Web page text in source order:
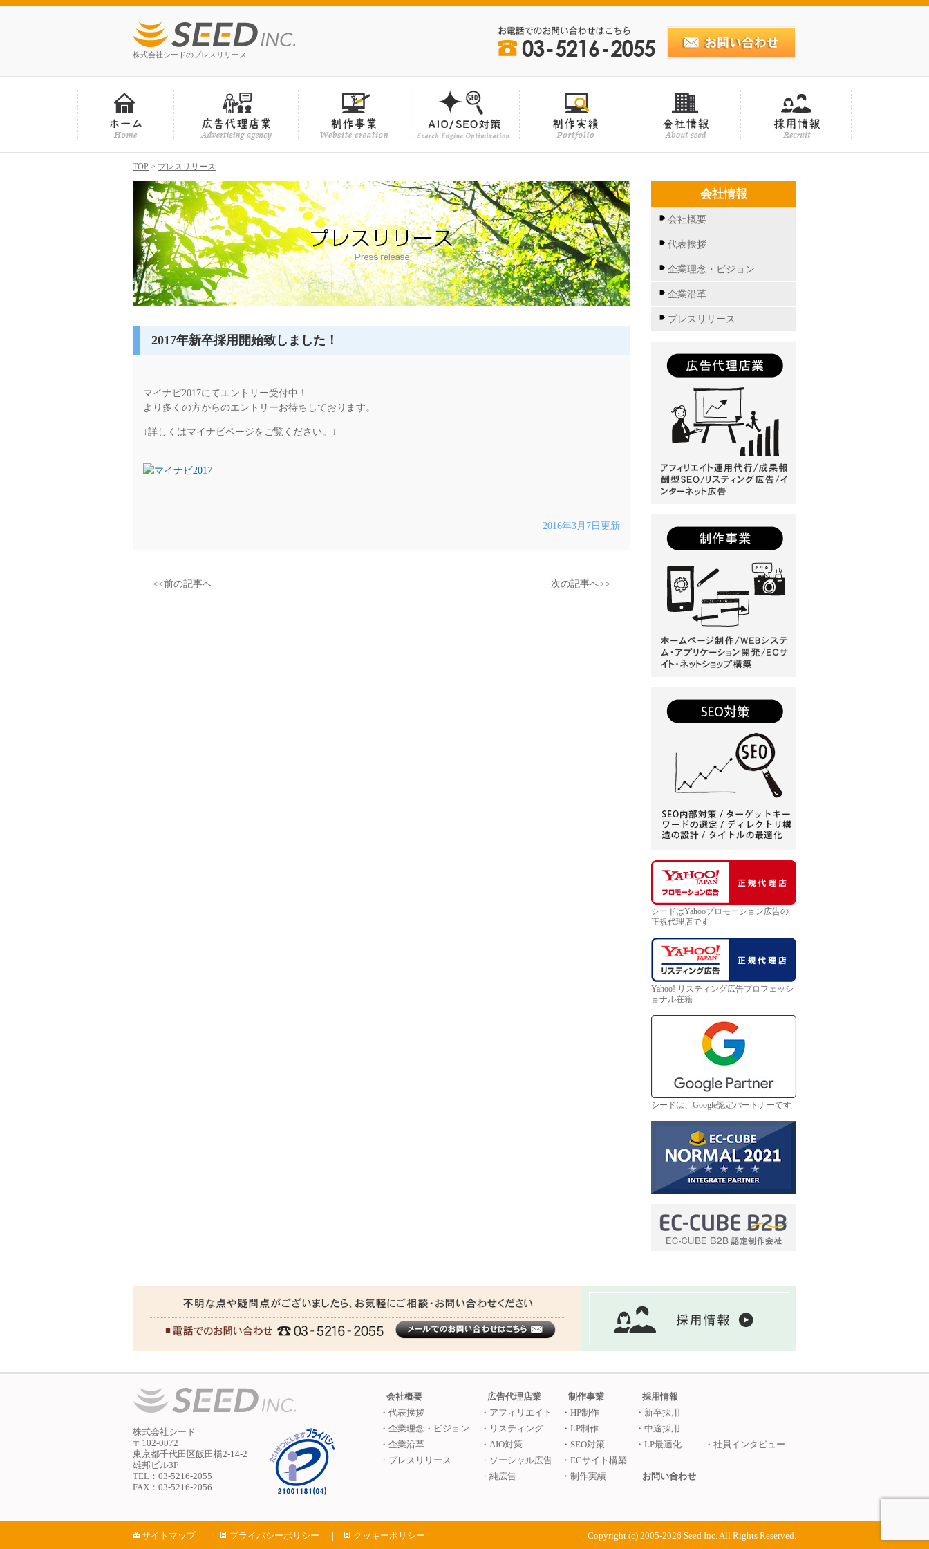
株式会社シードのプレスリリース
TOP > プレスリリース
2017年新卒採用開始致しました！
マイナビ2017にてエントリー受付中！
より多くの方からのエントリーお待ちしております。
↓詳しくはマイナビページをご覧ください。↓
2016年3月7日更新
<<前の記事へ 次の記事へ>>
会社情報
会社概要
代表挨拶
企業理念・ビジョン
企業沿革
プレスリリース
シードはYahooプロモーション広告の
正規代理店です
Yahoo! リスティング広告プロフェッシ
ョナル在籍
シードは、Google認定パートナーです
株式会社シード
〒102-0072
東京都千代田区飯田橋2-14-2
雄邦ビル3F
TEL：03-5216-2055
FAX：03-5216-2056
会社概要 広告代理店業 制作事業
採用情報
・代表挨拶
・アフィリエイト ・HP制作
・新卒採用
・企業理念・ビジョン
・リスティング ・LP制作
・中途採用
・企業沿革
・AIO対策 ・SEO対策 ・LP最適化
・社員インタビュー
・プレスリリース
・ソーシャル広告
・ECサイト構築
・純広告
・制作実績 お問い合わせ
サイトマップ｜ プライバシーポリシー ｜ クッキーポリシー Copyright (c) 2005-2026 Seed Inc. All Rights Reserved.